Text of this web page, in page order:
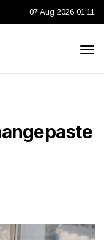
07 Aug 2026 01:11